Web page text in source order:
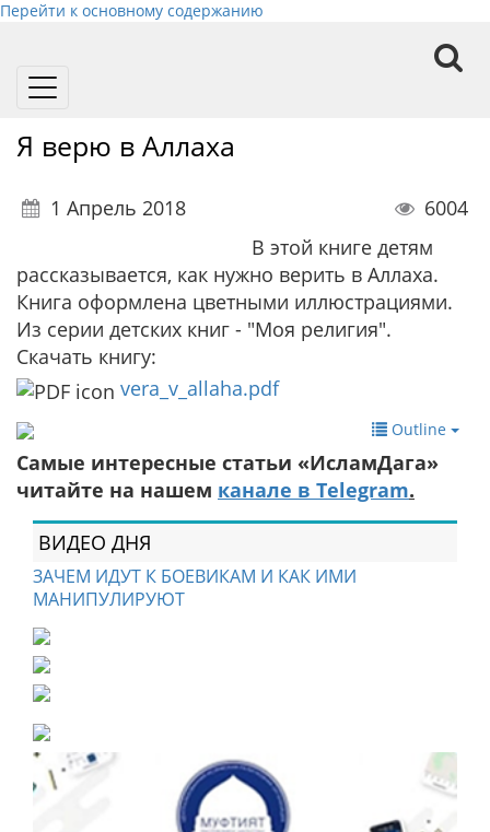
Перейти к основному содержанию
Toggle
Я верю в Аллаха
1 Апрель 2018
6004
В этой книге детям
рассказывается, как нужно верить в Аллаха.
Книга оформлена цветными иллюстрациями.
Из серии детских книг - "Моя религия".
Скачать книгу:
vera_v_allaha.pdf
Outline
Самые интересные статьи «ИсламДага»
читайте на нашем канале в Telegram.
ВИДЕО ДНЯ
ЗАЧЕМ ИДУТ К БОЕВИКАМ И КАК ИМИ
МАНИПУЛИРУЮТ